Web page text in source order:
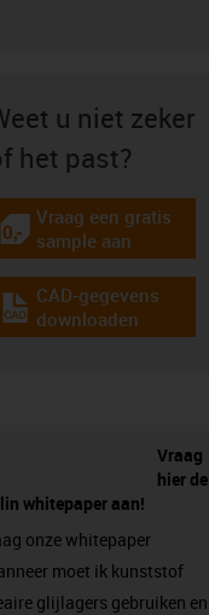
u niet zeker
het past?
igus-icon-gratismuster
Vraag een gratis
sample aan
igus-icon-cad-dateien
CAD-gegevens
downloaden
Vraag
hier de
whitepaper aan!
onze whitepaper
moet ik kunststof
glijlagers gebruiken en